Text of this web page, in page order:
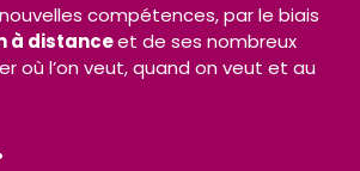
compétences, par le biais
à distanceet de ses nombreux
où l’on veut, quand on veut et au